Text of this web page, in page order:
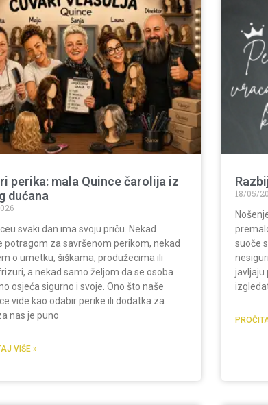
perika: mala Quince čarolija iz
dućana
svaki dan ima svoju priču. Nekad
potragom za savršenom perikom, nekad
o umetku, šiškama, produžecima ili
a nekad samo željom da se osoba
osjeća sigurno i svoje. Ono što naše
vide kao odabir perike ili dodatka za
nas je puno
VIŠE »
18/05/
suoče
javljaju